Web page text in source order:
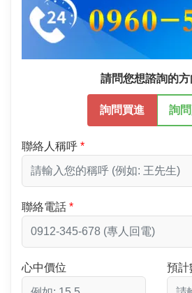
請問您想諮詢的方
詢問買進 詢
聯絡人稱呼
聯絡電話
心中價位
預計